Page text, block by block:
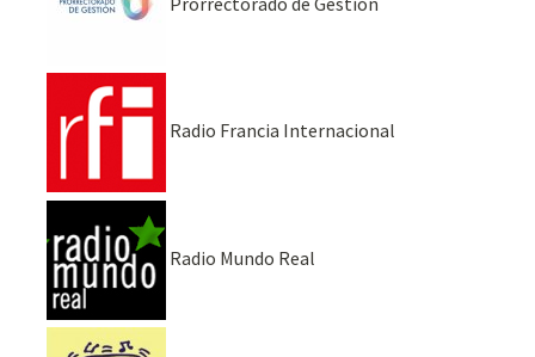
Radio Francia Internacional
Radio Mundo Real